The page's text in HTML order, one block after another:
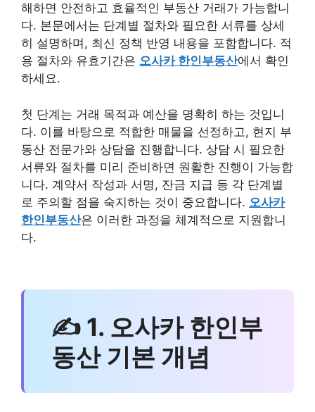
해하면 안전하고 효율적인 부동산 거래가 가능합니
다. 본문에서는 단계별 절차와 필요한 서류를 상세
히 설명하며, 최신 정책 반영 내용을 포함합니다. 적
용 절차와 유효기간은 오사카 한인부동산에서 확인
하세요.
첫 단계는 거래 목적과 예산을 명확히 하는 것입니
다. 이를 바탕으로 적합한 매물을 선정하고, 현지 부
동산 전문가와 상담을 진행합니다. 상담 시 필요한
서류와 절차를 미리 준비하면 원활한 진행이 가능합
니다. 계약서 작성과 서명, 잔금 지급 등 각 단계별
로 주의할 점을 숙지하는 것이 중요합니다. 오사카
한인부동산은 이러한 과정을 체계적으로 지원합니
다.
✍ 1. 오사카 한인부
동산 기본 개념